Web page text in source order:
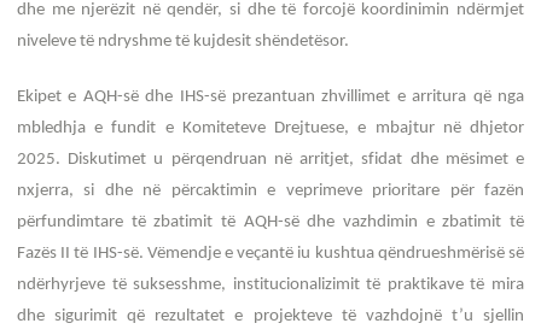
dhe me njerëzit në qendër, si dhe të forcojë koordinimin ndërmjet
niveleve të ndryshme të kujdesit shëndetësor.
Ekipet e AQH-së dhe IHS-së prezantuan zhvillimet e arritura që nga
mbledhja e fundit e Komiteteve Drejtuese, e mbajtur në dhjetor
2025. Diskutimet u përqendruan në arritjet, sfidat dhe mësimet e
nxjerra, si dhe në përcaktimin e veprimeve prioritare për fazën
përfundimtare të zbatimit të AQH-së dhe vazhdimin e zbatimit të
Fazës II të IHS-së. Vëmendje e veçantë iu kushtua qëndrueshmërisë së
ndërhyrjeve të suksesshme, institucionalizimit të praktikave të mira
dhe sigurimit që rezultatet e projekteve të vazhdojnë t’u sjellin